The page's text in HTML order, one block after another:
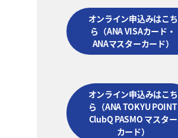
オンライン申込みはこち
ら（ANA VISAカード・
ANAマスターカード）
オンライン申込みはこち
ら（ANA TOKYU POINT
ClubQ PASMO マスター
カード）